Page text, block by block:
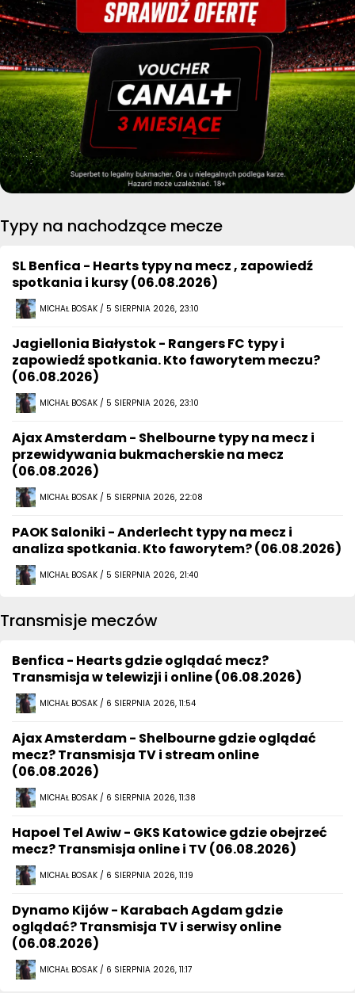
Typy na nachodzące mecze
SL Benfica - Hearts typy na mecz , zapowiedź
spotkania i kursy (06.08.2026)
MICHAŁ BOSAK / 5 SIERPNIA 2026, 23:10
Jagiellonia Białystok - Rangers FC typy i
zapowiedź spotkania. Kto faworytem meczu?
(06.08.2026)
MICHAŁ BOSAK / 5 SIERPNIA 2026, 23:10
Ajax Amsterdam - Shelbourne typy na mecz i
przewidywania bukmacherskie na mecz
(06.08.2026)
MICHAŁ BOSAK / 5 SIERPNIA 2026, 22:08
PAOK Saloniki - Anderlecht typy na mecz i
analiza spotkania. Kto faworytem? (06.08.2026)
MICHAŁ BOSAK / 5 SIERPNIA 2026, 21:40
Transmisje meczów
Benfica - Hearts gdzie oglądać mecz?
Transmisja w telewizji i online (06.08.2026)
MICHAŁ BOSAK / 6 SIERPNIA 2026, 11:54
Ajax Amsterdam - Shelbourne gdzie oglądać
mecz? Transmisja TV i stream online
(06.08.2026)
MICHAŁ BOSAK / 6 SIERPNIA 2026, 11:38
Hapoel Tel Awiw - GKS Katowice gdzie obejrzeć
mecz? Transmisja online i TV (06.08.2026)
MICHAŁ BOSAK / 6 SIERPNIA 2026, 11:19
Dynamo Kijów - Karabach Agdam gdzie
oglądać? Transmisja TV i serwisy online
(06.08.2026)
MICHAŁ BOSAK / 6 SIERPNIA 2026, 11:17